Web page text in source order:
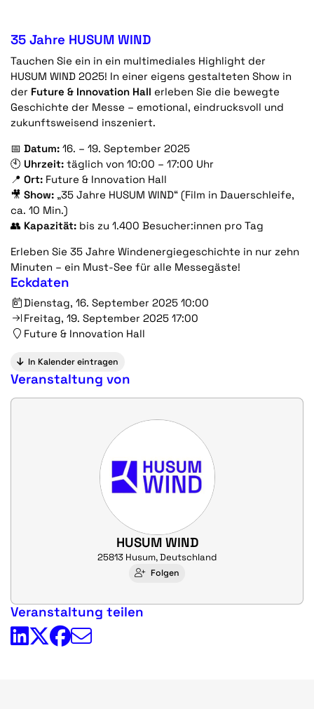
35 Jahre HUSUM WIND
Tauchen Sie ein in ein multimediales Highlight der
HUSUM WIND 2025! In einer eigens gestalteten Show in
der Future & Innovation Hall erleben Sie die bewegte
Geschichte der Messe – emotional, eindrucksvoll und
zukunftsweisend inszeniert.
📅 Datum: 16. – 19. September 2025
🕙 Uhrzeit: täglich von 10:00 – 17:00 Uhr
📍 Ort: Future & Innovation Hall
🎥 Show: „35 Jahre HUSUM WIND“ (Film in Dauerschleife,
ca. 10 Min.)
👥 Kapazität: bis zu 1.400 Besucher:innen pro Tag
Erleben Sie 35 Jahre Windenergiegeschichte in nur zehn
Minuten – ein Must-See für alle Messegäste!
Eckdaten
Dienstag, 16. September 2025 10:00
Freitag, 19. September 2025 17:00
Future & Innovation Hall
In Kalender eintragen
Veranstaltung von
HUSUM WIND
25813 Husum, Deutschland
Folgen
Veranstaltung teilen